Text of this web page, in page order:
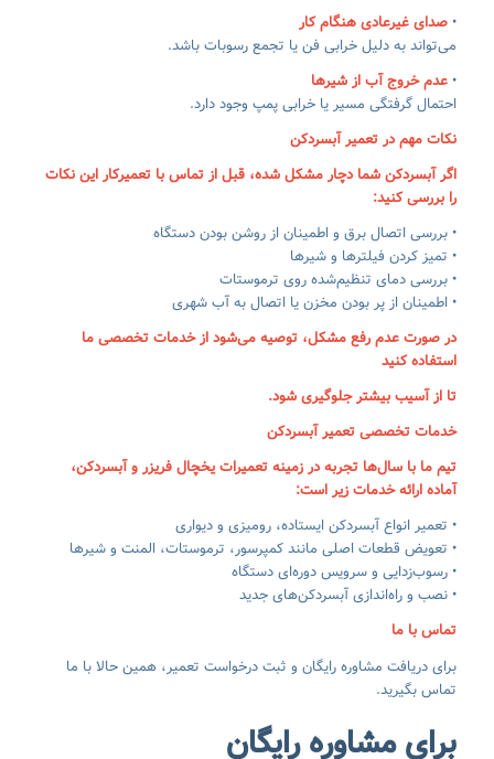
• صدای غیرعادی هنگام کار
می‌تواند به دلیل خرابی فن یا تجمع رسوبات باشد.
• عدم خروج آب از شیرها
احتمال گرفتگی مسیر یا خرابی پمپ وجود دارد.
نکات مهم در تعمیر آبسردکن
اگر آبسردکن شما دچار مشکل شده، قبل از تماس با تعمیرکار این نکات
را بررسی کنید:
• بررسی اتصال برق و اطمینان از روشن بودن دستگاه
• تمیز کردن فیلترها و شیرها
• بررسی دمای تنظیم‌شده روی ترموستات
• اطمینان از پر بودن مخزن یا اتصال به آب شهری
در صورت عدم رفع مشکل، توصیه می‌شود از خدمات تخصصی ما
استفاده کنید
تا از آسیب بیشتر جلوگیری شود.
خدمات تخصصی تعمیر آبسردکن
تیم ما با سال‌ها تجربه در زمینه تعمیرات یخچال فریزر و آبسردکن،
آماده ارائه خدمات زیر است:
• تعمیر انواع آبسردکن ایستاده، رومیزی و دیواری
• تعویض قطعات اصلی مانند کمپرسور، ترموستات، المنت و شیرها
• رسوب‌زدایی و سرویس دوره‌ای دستگاه
• نصب و راه‌اندازی آبسردکن‌های جدید
تماس با ما
برای دریافت مشاوره رایگان و ثبت درخواست تعمیر، همین حالا با ما
تماس بگیرید.
برای مشاوره رایگان